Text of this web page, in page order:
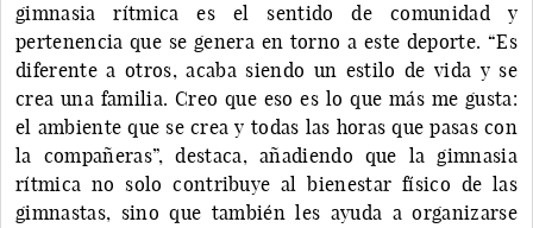
gimnasia rítmica es el sentido de comunidad y
pertenencia que se genera en torno a este deporte. “Es
diferente a otros, acaba siendo un estilo de vida y se
crea una familia. Creo que eso es lo que más me gusta:
el ambiente que se crea y todas las horas que pasas con
la compañeras”, destaca, añadiendo que la gimnasia
rítmica no solo contribuye al bienestar físico de las
gimnastas, sino que también les ayuda a organizarse